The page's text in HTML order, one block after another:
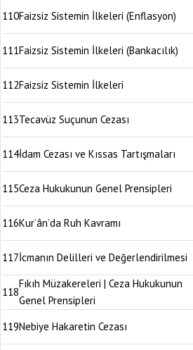
110Faizsiz Sistemin İlkeleri (Enflasyon)
111Faizsiz Sistemin İlkeleri (Bankacılık)
112Faizsiz Sistemin İlkeleri
113Tecavüz Suçunun Cezası
114İdam Cezası ve Kıssas Tartışmaları
115Ceza Hukukunun Genel Prensipleri
116Kur’ân’da Ruh Kavramı
117İcmanın Delilleri ve Değerlendirilmesi
118
Fıkıh Müzakereleri | Ceza Hukukunun
Genel Prensipleri
119Nebiye Hakaretin Cezası